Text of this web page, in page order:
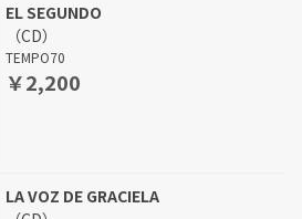
EL SEGUNDO
（CD）
TEMPO70
￥2,200
LA VOZ DE GRACIELA